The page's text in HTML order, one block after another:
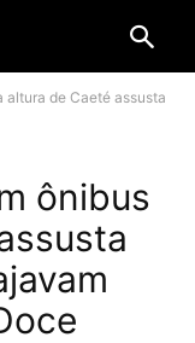
altura de Caeté assusta
ônibus